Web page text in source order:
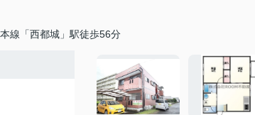
線「西都城」駅徒歩56分